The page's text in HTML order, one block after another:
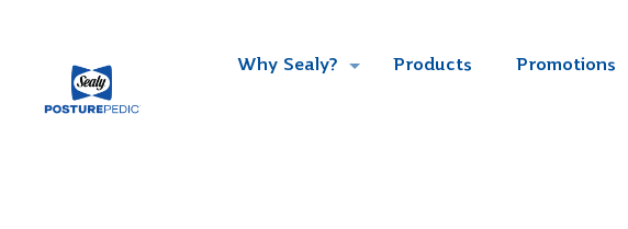
Why Sealy? Products Promotions